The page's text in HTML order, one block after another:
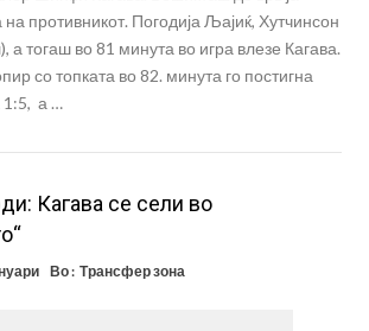
противникот. Погодија Љајиќ, Хутчинсон
а тогаш во 81 минута во игра влезе Кагава.
со топката во 82. минута го постигна
1:5, а …
Кагава се сели во
Во : Трансфер зона